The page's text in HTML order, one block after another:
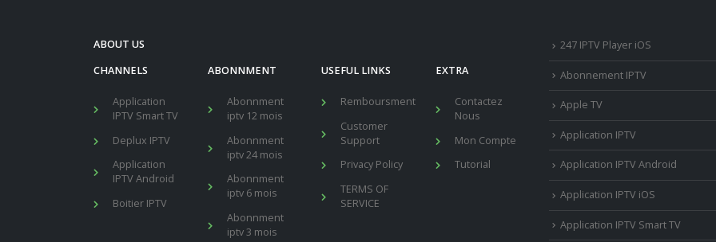
ABOUT US
CHANNELS
Application
IPTV Smart TV
Deplux IPTV
Application
IPTV Android
Boitier IPTV
ABONNMENT
Abonnment
iptv 12 mois
Abonnment
iptv 24 mois
Abonnment
iptv 6 mois
Abonnment
iptv 3 mois
USEFUL LINKS
Remboursment
Customer
Support
Privacy Policy
TERMS OF
SERVICE
EXTRA
Contactez
Nous
Mon Compte
Tutorial
247 IPTV Player iOS
Abonnement IPTV
Apple TV
Application IPTV
Application IPTV Android
Application IPTV iOS
Application IPTV Smart TV